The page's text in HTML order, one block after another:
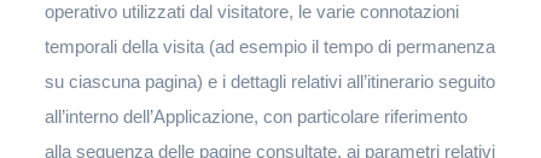
operativo utilizzati dal visitatore, le varie connotazioni
temporali della visita (ad esempio il tempo di permanenza
su ciascuna pagina) e i dettagli relativi all’itinerario seguito
all’interno dell’Applicazione, con particolare riferimento
alla sequenza delle pagine consultate, ai parametri relativi